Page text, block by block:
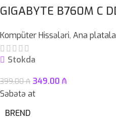
GIGABYTE B760M C
Kompüter Hissələri, Ana
Stokda
399.00₼ 349.00 ₼
Səbətə at
BREND